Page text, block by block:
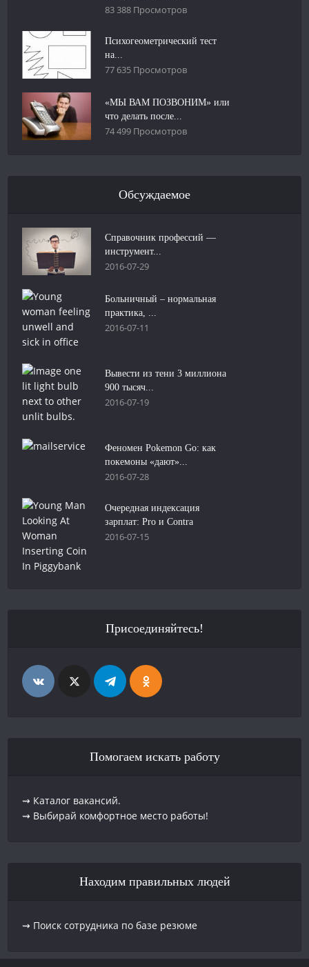
83 388 Просмотров
Психогеометрический тест
на...
77 635 Просмотров
«МЫ ВАМ ПОЗВОНИМ» или
что делать после...
74 499 Просмотров
Обсуждаемое
Справочник профессий —
инструмент...
2016-07-29
Больничный – нормальная
практика, ...
2016-07-11
Вывести из тени 3 миллиона
900 тысяч...
2016-07-19
Феномен Pokemon Go: как
покемоны «дают»...
2016-07-28
Очередная индексация
зарплат: Pro и Contra
2016-07-15
Присоединяйтесь!
Помогаем искать работу
⇝ Каталог вакансий.
⇝ Выбирай комфортное место работы!
Находим правильных людей
⇝ Поиск сотрудника по базе резюме